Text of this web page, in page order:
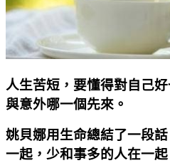
人生苦短，要懂得對自己
與意外哪一個先來。
姚貝娜用生命總結了一段
一起，少和事多的人在一